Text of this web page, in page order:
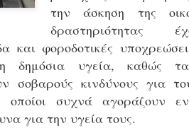
την άσκηση της
δραστηριότητας
και φοροδοτικές
η δημόσια υγεία, καθώς τα
σοβαρούς κινδύνους για
οποίοι συχνά αγοράζουν
για την υγεία τους.
«Εισαγωγική Εκπαίδευση -
προσωπικού της δημοτικής
Φωτορεπορτάζ από τις
νεοπροσληφθέντων Δημοτιοκών
(ανανεώνεται συνεχώς)